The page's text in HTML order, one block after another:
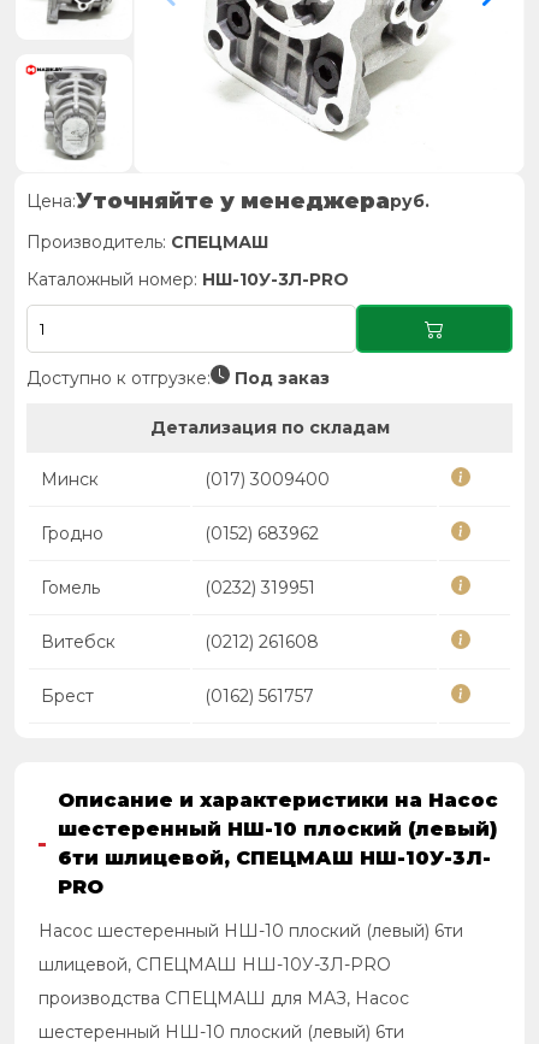
Цена:Уточняйте у менеджераруб.
Производитель: СПЕЦМАШ
Каталожный номер: НШ-10У-3Л-PRO
Доступно к отгрузке: Под заказ
Детализация по складам
Минск (017) 3009400
Гродно (0152) 683962
Гомель (0232) 319951
Витебск (0212) 261608
Брест (0162) 561757
Описание и характеристики на Насос
шестеренный НШ-10 плоский (левый)
6ти шлицевой, СПЕЦМАШ НШ-10У-3Л-
PRO
Насос шестеренный НШ-10 плоский (левый) 6ти
шлицевой, СПЕЦМАШ НШ-10У-3Л-PRO
производства СПЕЦМАШ для МАЗ, Насос
шестеренный НШ-10 плоский (левый) 6ти